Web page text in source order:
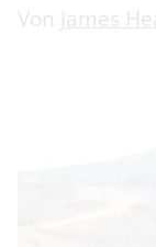
Von James